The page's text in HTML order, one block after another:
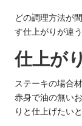
どの調理方法が
す仕上がりが違
仕上が
ステーキの場合
赤身で油の無い
りと仕上げたい